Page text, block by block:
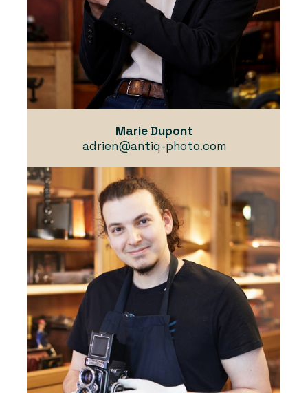
Marie Dupont
adrien@antiq-photo.com